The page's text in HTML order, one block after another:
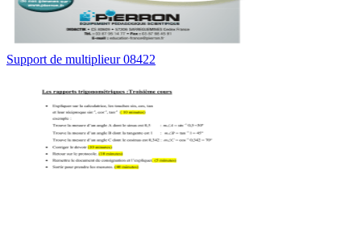
Support de multiplieur 08422